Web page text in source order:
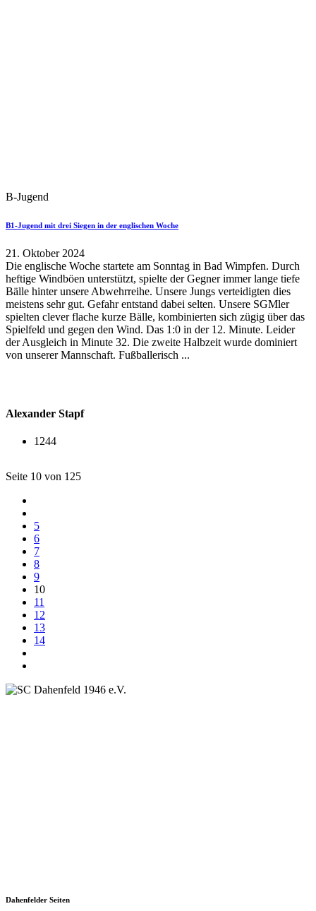
B-Jugend
B1-Jugend mit drei Siegen in der englischen Woche
21. Oktober 2024
Die englische Woche startete am Sonntag in Bad Wimpfen. Durch
heftige Windböen unterstützt, spielte der Gegner immer lange tiefe
Bälle hinter unsere Abwehrreihe. Unsere Jungs verteidigten dies
meistens sehr gut. Gefahr entstand dabei selten. Unsere SGMler
spielten clever flache kurze Bälle, kombinierten sich zügig über das
Spielfeld und gegen den Wind. Das 1:0 in der 12. Minute. Leider
der Ausgleich in Minute 32. Die zweite Halbzeit wurde dominiert
von unserer Mannschaft. Fußballerisch ...
Alexander Stapf
1244
Seite 10 von 125
5
6
7
8
9
10
11
12
13
14
Dahenfelder Seiten